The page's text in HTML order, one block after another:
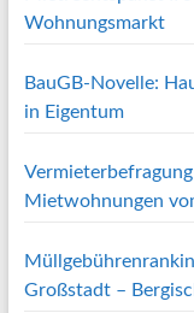
Wohnungsmarkt
BauGB-Novelle:
in Eigentum
Mietwohnungen
Großstadt –